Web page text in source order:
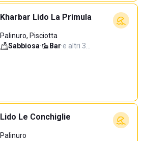
Kharbar Lido La Primula
Palinuro, Pisciotta
Sabbiosa· Bar·e altri 3…
Lido Le Conchiglie
Palinuro